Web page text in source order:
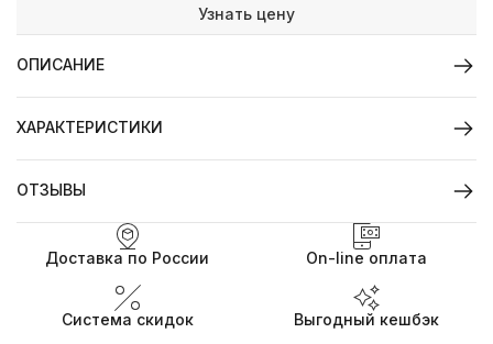
Узнать цену
ОПИСАНИЕ
ХАРАКТЕРИСТИКИ
ОТЗЫВЫ
Доставка по России On-line оплата
Система скидок Выгодный кешбэк